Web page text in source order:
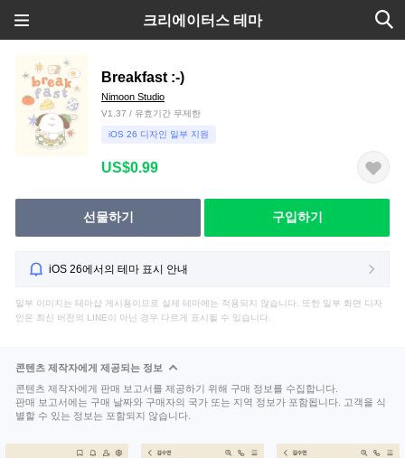
크리에이터스 테마
Breakfast :-)
Nimoon Studio
V1.37 / 유효기간 무제한
iOS 26 디자인 일부 지원
US$0.99
선물하기 구입하기
iOS 26에서의 테마 표시 안내
일부 이미지는 테마샵 게시용이므로 실제 테마에는 적용되지 않습니다. 또한 일부 화면 디자
인은 최신 버전의 LINE이 아닌 경우 다르게 표시될 수 있습니다.
콘텐츠 제작자에게 제공되는 정보
콘텐츠 제작자에게 판매 보고서를 제공하기 위해 구매 정보를 수집합니다.
판매 보고서에는 구매 날짜와 구매자의 국가 또는 지역 정보가 포함됩니다. 고객을 식
별할 수 있는 정보는 포함되지 않습니다.